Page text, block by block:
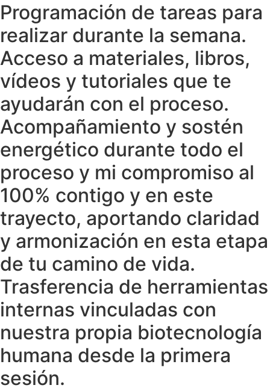
Programación de tareas para
realizar durante la semana.
Acceso a materiales, libros,
vídeos y tutoriales que te
ayudarán con el proceso.
Acompañamiento y sostén
energético durante todo el
proceso y mi compromiso al
100% contigo y en este
trayecto, aportando claridad
y armonización en esta etapa
de tu camino de vida.
Trasferencia de herramientas
internas vinculadas con
nuestra propia biotecnología
humana desde la primera
sesión.